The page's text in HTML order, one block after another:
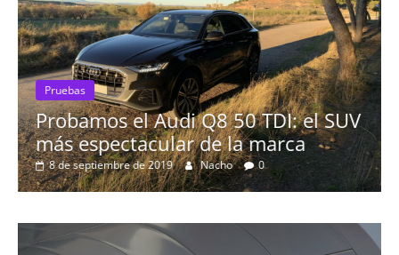
el SUV
Pruebas
El Seat León 1.6 TDI 115cv a
16 de agosto de 2019 mospotter84 0